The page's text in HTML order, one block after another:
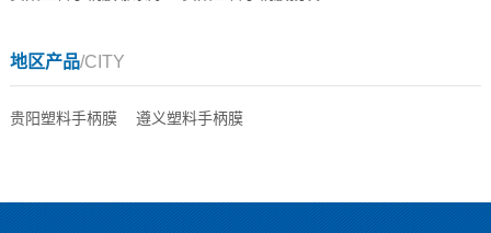
地区产品/CITY
贵阳塑料手柄膜 遵义塑料手柄膜